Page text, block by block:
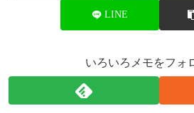
LINE
いろいろメモをフォ